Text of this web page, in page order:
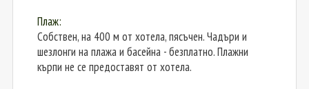
Плаж:
Собствен, на 400 м от хотела, пясъчен. Чадъри и
шезлонги на плажа и басейна - безплатно. Плажни
кърпи не се предоставят от хотела.